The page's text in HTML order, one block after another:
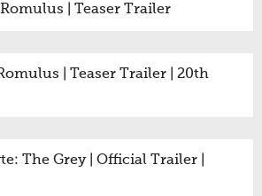
| Teaser Trailer
| Teaser Trailer | 20th
The Grey | Official Trailer |